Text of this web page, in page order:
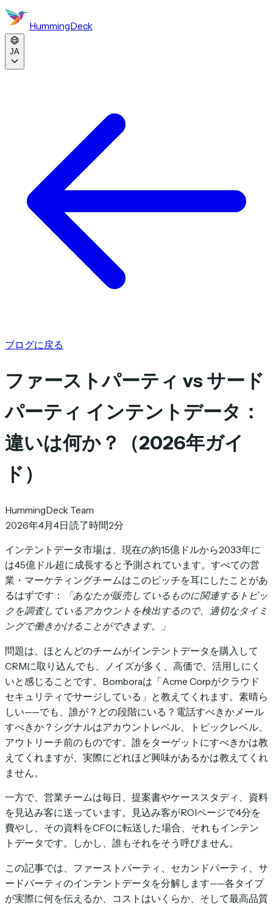
HummingDeck
JA
ブログに戻る
ファーストパーティ vs サード
パーティ インテントデータ：
違いは何か？（2026年ガイ
ド）
HummingDeck Team
·2026年4月4日·読了時間2分
インテントデータ市場は、現在の約15億ドルから2033年に
は45億ドル超に成長すると予測されています。すべての営
業・マーケティングチームはこのピッチを耳にしたことがあ
るはずです：
「あなたが販売しているものに関連するトピッ
クを調査しているアカウントを検出するので、適切なタイミ
ングで働きかけることができます。」
問題は、ほとんどのチームがインテントデータを購入して
CRMに取り込んでも、ノイズが多く、高価で、活用しにく
いと感じることです。Bomboraは「Acme Corpがクラウド
セキュリティでサージしている」と教えてくれます。素晴ら
しい——でも、誰が？どの段階にいる？電話すべきかメール
すべきか？シグナルはアカウントレベル、トピックレベル、
アウトリーチ前のものです。誰をターゲットにすべきかは教
えてくれますが、実際にどれほど興味があるかは教えてくれ
ません。
一方で、営業チームは毎日、提案書やケーススタディ、資料
を見込み客に送っています。見込み客がROIページで4分を
費やし、その資料をCFOに転送した場合、それもインテン
トデータです。しかし、誰もそれをそう呼びません。
この記事では、ファーストパーティ、セカンドパーティ、サ
ードパーティのインテントデータを分解します——各タイプ
が実際に何を伝えるか、コストはいくらか、そして最高品質